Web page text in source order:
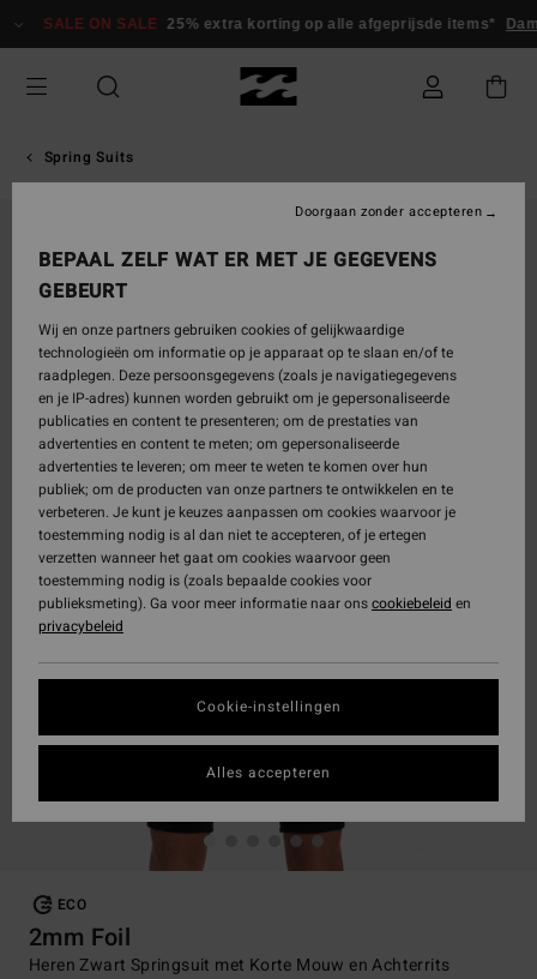
naar
SALE ON SALE 25% extra korting op alle afgeprijsde items*
Spring Suits
ECO
2mm Foil
Heren Zwart Springsuit met Korte Mouw en Achterrits
BEPAAL ZELF WAT ER MET JE GEGEVENS
GEBEURT
Wij en onze partners gebruiken cookies of gelijkwaardige
technologieën om informatie op je apparaat op te slaan en/of te
raadplegen. Deze persoonsgegevens (zoals je navigatiegegevens
en je IP-adres) kunnen worden gebruikt om je gepersonaliseerde
publicaties en content te presenteren; om de prestaties van
advertenties en content te meten; om gepersonaliseerde
advertenties te leveren; om meer te weten te komen over hun
publiek; om de producten van onze partners te ontwikkelen en te
verbeteren. Je kunt je keuzes aanpassen om cookies waarvoor je
toestemming nodig is al dan niet te accepteren, of je ertegen
verzetten wanneer het gaat om cookies waarvoor geen
toestemming nodig is (zoals bepaalde cookies voor
publieksmeting). Ga voor meer informatie naar onscookiebeleid en
privacybeleid
Cookie-instellingen
Doorgaan zonder accepteren
Alles accepteren